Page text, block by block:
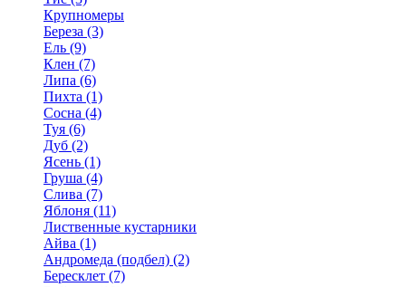
Крупномеры
Береза (3)
Ель (9)
Клен (7)
Липа (6)
Пихта (1)
Сосна (4)
Туя (6)
Дуб (2)
Ясень (1)
Груша (4)
Слива (7)
Яблоня (11)
Лиственные кустарники
Айва (1)
Андромеда (подбел) (2)
Бересклет (7)